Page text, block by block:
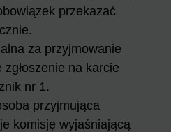
przekazać
za przyjmowanie
zgłoszenie na karcie
nr 1.
przyjmująca
komisję wyjaśniającą